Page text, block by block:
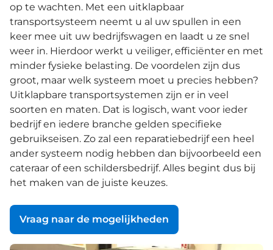
op te wachten. Met een uitklapbaar
transportsysteem neemt u al uw spullen in een
keer mee uit uw bedrijfswagen en laadt u ze snel
weer in. Hierdoor werkt u veiliger, efficiënter en met
minder fysieke belasting. De voordelen zijn dus
groot, maar welk systeem moet u precies hebben?
Uitklapbare transportsystemen zijn er in veel
soorten en maten. Dat is logisch, want voor ieder
bedrijf en iedere branche gelden specifieke
gebruikseisen. Zo zal een reparatiebedrijf een heel
ander systeem nodig hebben dan bijvoorbeeld een
cateraar of een schildersbedrijf. Alles begint dus bij
het maken van de juiste keuzes.
Vraag naar de mogelijkheden